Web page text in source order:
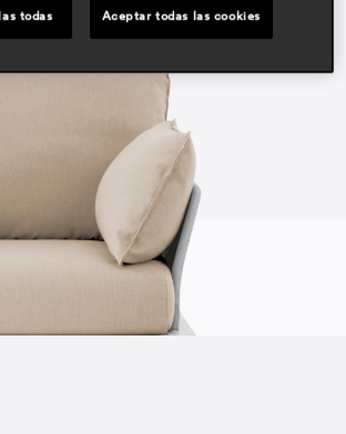
todas Aceptar todas las cookies